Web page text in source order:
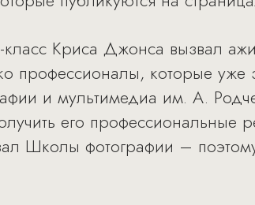
Криса Джонса вызвал
профессионалы, которые уже
и мультимедиа им. А.
его профессиональные
Школы фотографии – поэтому